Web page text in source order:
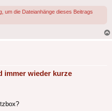
um die Dateianhänge dieses Beitrags
immer wieder kurze